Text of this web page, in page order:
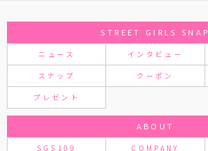
STREET GIRLS SNAP
ニュース インタビュー
スナップ クーポン
プレゼント
ABOUT
SGS109 COMPANY